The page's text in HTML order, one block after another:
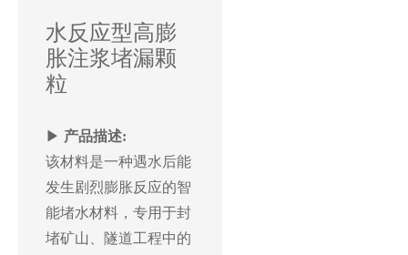
水反应型高膨
胀注浆堵漏颗
粒
▶ 产品描述:
该材料是一种遇水后能
发生剧烈膨胀反应的智
能堵水材料，专用于封
堵矿山、隧道工程中的